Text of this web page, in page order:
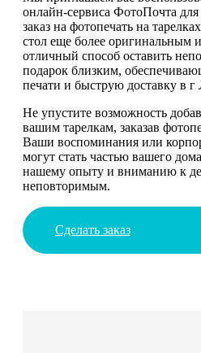
онлайн-сервиса ФотоПочта
заказ на фотопечать на
стол еще более
отличный способ оставить
подарок близким,
печати и быструю доставку в
Не упустите возможность
вашим тарелкам, заказав
Ваши воспоминания или
могут стать частью вашего
нашему опыту и вниманию к
неповторимым.
Сделать заказ